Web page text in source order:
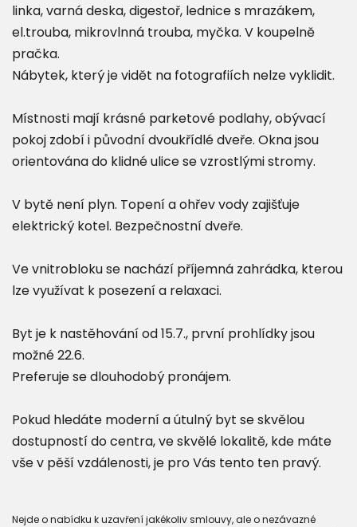
linka, varná deska, digestoř, lednice s mrazákem,
el.trouba, mikrovlnná trouba, myčka. V koupelně
pračka.
Nábytek, který je vidět na fotografiích nelze vyklidit.
Místnosti mají krásné parketové podlahy, obývací
pokoj zdobí i původní dvoukřídlé dveře. Okna jsou
orientována do klidné ulice se vzrostlými stromy.
V bytě není plyn. Topení a ohřev vody zajišťuje
elektrický kotel. Bezpečnostní dveře.
Ve vnitrobloku se nachází příjemná zahrádka, kterou
lze využívat k posezení a relaxaci.
Byt je k nastěhování od 15.7., první prohlídky jsou
možné 22.6.
Preferuje se dlouhodobý pronájem.
Pokud hledáte moderní a útulný byt se skvělou
dostupností do centra, ve skvělé lokalitě, kde máte
vše v pěší vzdálenosti, je pro Vás tento ten pravý.
Nejde o nabídku k uzavření jakékoliv smlouvy, ale o nezávazné